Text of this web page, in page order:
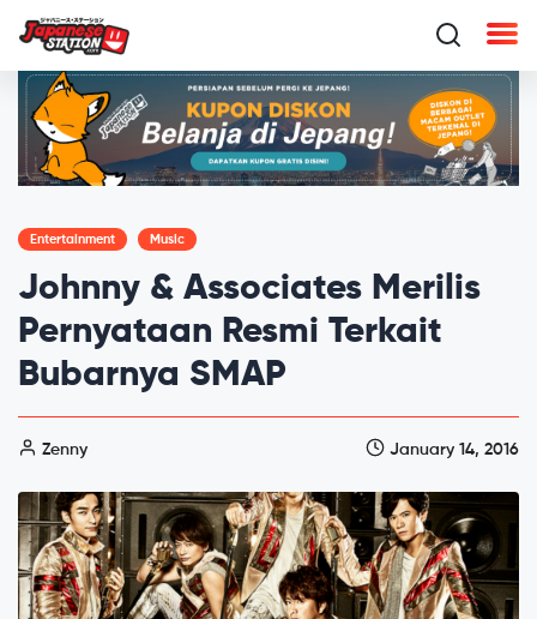
Entertainment Music
Johnny & Associates Merilis
Pernyataan Resmi Terkait
Bubarnya SMAP
Zenny January 14, 2016